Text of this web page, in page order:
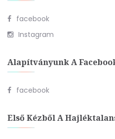
facebook
Instagram
Alapítványunk A
facebook
Első Kézből A